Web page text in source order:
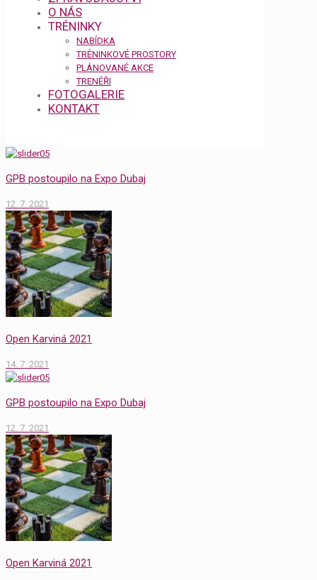
O NÁS
TRÉNINKY
NABÍDKA
TRÉNINKOVÉ PROSTORY
PLÁNOVANÉ AKCE
TRENÉŘI
FOTOGALERIE
KONTAKT
GPB postoupilo na Expo Dubaj
12. 7. 2021
Open Karviná 2021
14. 7. 2021
GPB postoupilo na Expo Dubaj
12. 7. 2021
Open Karviná 2021